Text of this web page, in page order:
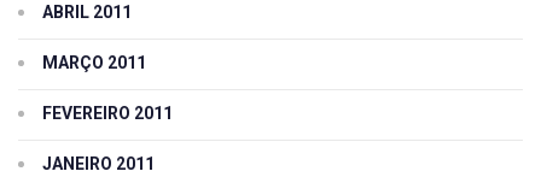
ABRIL 2011
MARÇO 2011
FEVEREIRO 2011
JANEIRO 2011